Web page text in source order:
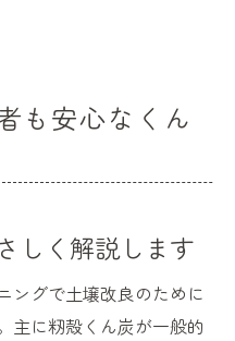
も安心なくん
しく解説します
ングで土壌改良のために
主に籾殻くん炭が一般的